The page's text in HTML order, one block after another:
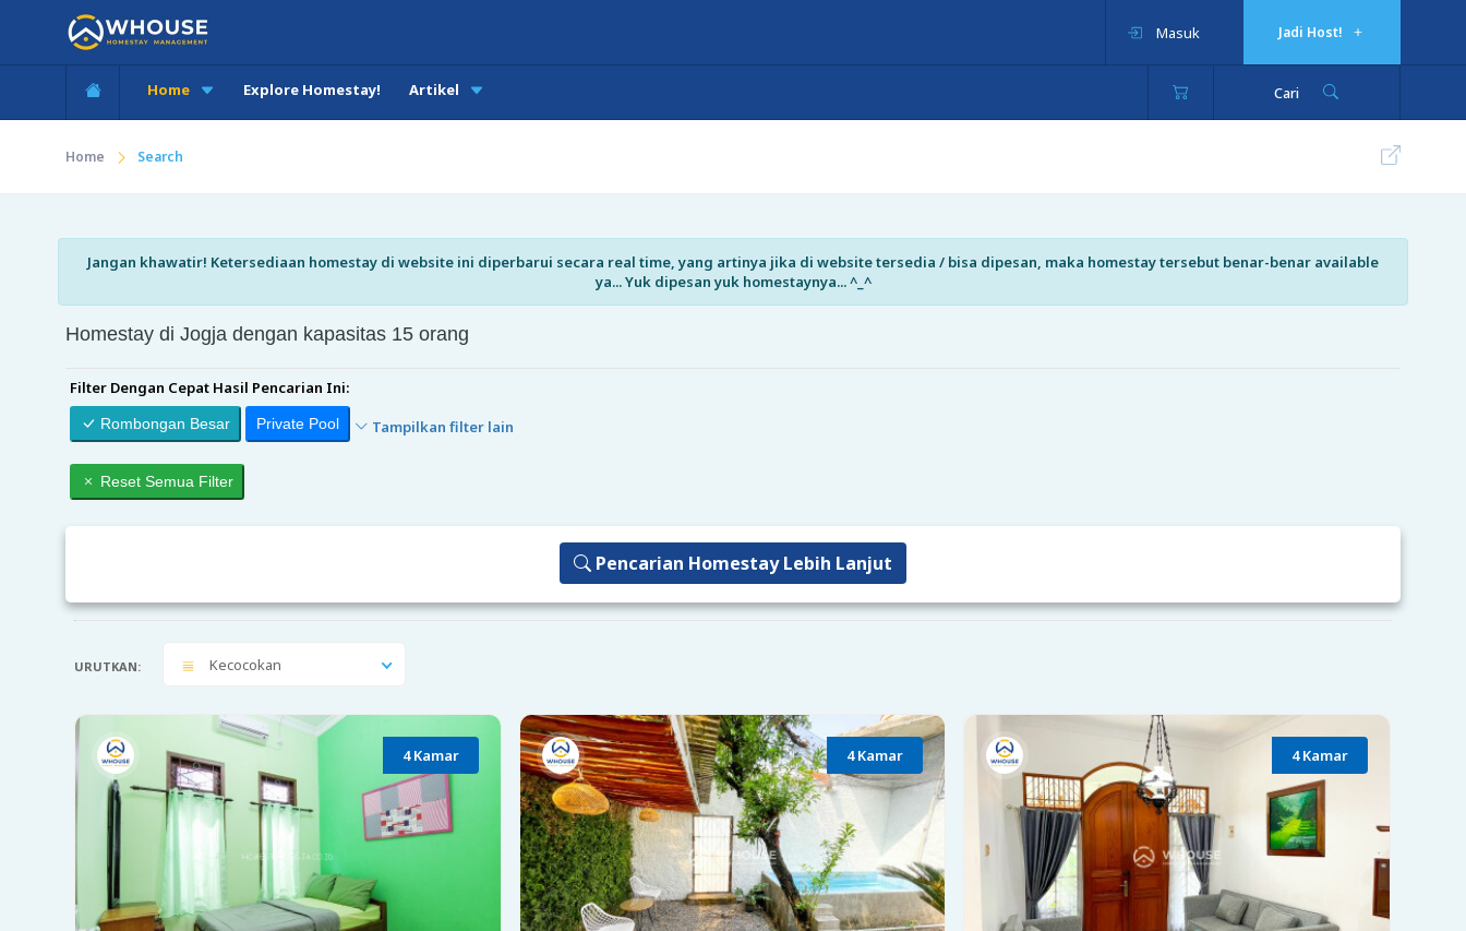
Jadi Host!
Masuk
Cari
Home Explore Homestay! Artikel
Home Search
Jangan khawatir! Ketersediaan homestay di website ini diperbarui secara real time, yang artinya jika di website tersedia / bisa dipesan, maka homestay tersebut benar-benar available
ya... Yuk dipesan yuk homestaynya... ^_^
Homestay di Jogja dengan kapasitas 15 orang
Filter Dengan Cepat Hasil Pencarian Ini:
Rombongan Besar Private Pool Tampilkan filter lain
Reset Semua Filter
Pencarian Homestay Lebih Lanjut
URUTKAN: Kecocokan
4 Kamar 4 Kamar 4 Kamar